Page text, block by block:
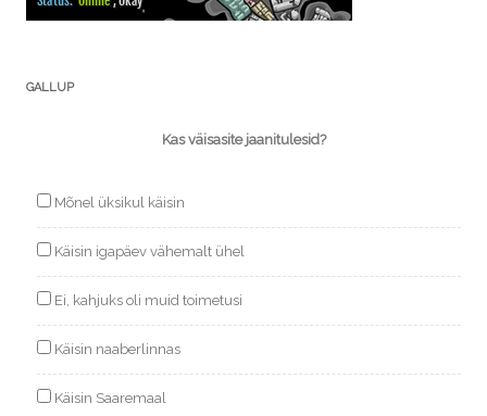
GALLUP
Kas väisasite jaanitulesid?
Mõnel üksikul käisin
Käisin igapäev vähemalt ühel
Ei, kahjuks oli muid toimetusi
Käisin naaberlinnas
Käisin Saaremaal